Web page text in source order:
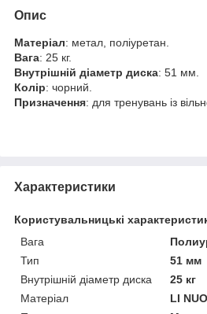
Опис
Матеріал: метал, поліуретан.
Вага: 25 кг.
Внутрішній діаметр диска: 51 мм.
Колір: чорний.
Призначення: для тренувань із
Характеристики
Користувальницькі
Вага
Тип
51 мм
Внутрішній діаметр диска
25 кг
Матеріал
LI NUO